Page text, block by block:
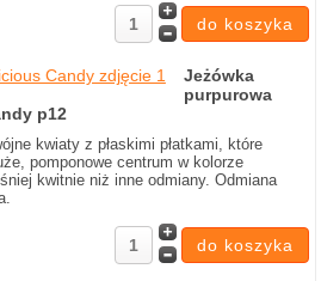
Jeżówka
purpurowa
p12
kwiaty z płaskimi płatkami, które
pomponowe centrum w kolorze
kwitnie niż inne odmiany. Odmiana